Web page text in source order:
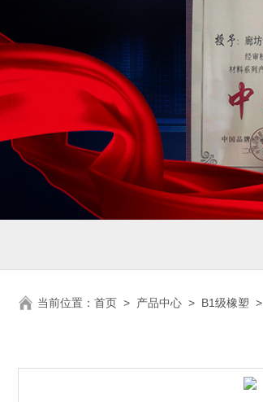
当前位置： 首页 > 产品中心 > B1级橡塑 >